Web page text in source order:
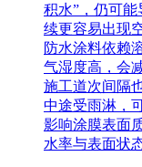
积水”，仍可
续更容易出现
防水涂料依赖
气湿度高，会
施工道次间隔
中途受雨淋，
影响涂膜表面
水率与表面状